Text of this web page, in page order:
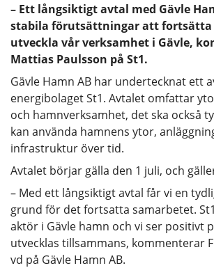
– Ett långsiktigt avtal med Gävle
stabila förutsättningar att fortsätta
utveckla vår verksamhet i Gävle,
Mattias Paulsson på St1.
Gävle Hamn AB har undertecknat ett
energibolaget St1. Avtalet omfattar
och hamnverksamhet, det ska också
kan använda hamnens ytor,
infrastruktur över tid.
Avtalet börjar gälla den 1 juli, och
– Med ett långsiktigt avtal får vi en
grund för det fortsatta samarbetet.
aktör i Gävle hamn och vi ser positivt
utvecklas tillsammans, kommenterar
vd på Gävle Hamn AB.